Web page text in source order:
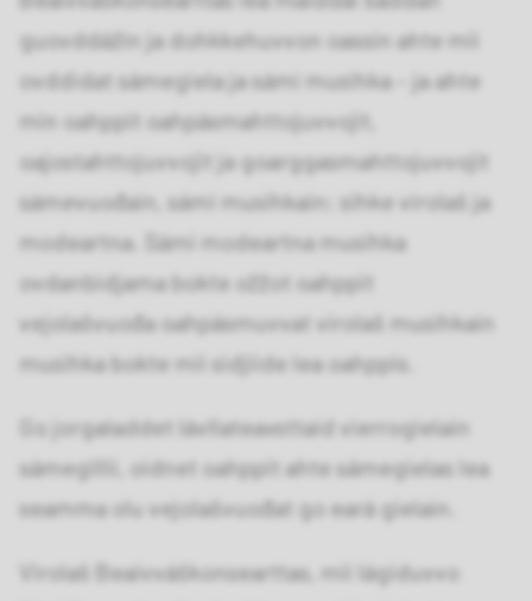
guovddážin ja dohkkehuvvon oassin ahte mii
ovddidat sámegiela ja sámi musihka – ja ahte
min oahppit oahpásmahttojuvvojit,
oajostahttojuvvojit ja goarggasmahttojuvvojit
sámevuođain, sámi musihkain; sihke virolaš ja
modeartna. Sámi modeartna musihka
ovdanbidjama bokte ožžot oahppit
vejolašvuođa oahpásmuvvat virolaš musihkain
musihka bokte mii sidjiide lea oahppis.
Go jorgaladdet lávllateavsttaid vierrogielain
sámegillii, oidnet oahppit ahte sámegielas lea
seamma olu vejolašvuođat go eará gielain.
Virolaš Beaivváškonsearttas, mii lágiduvvo